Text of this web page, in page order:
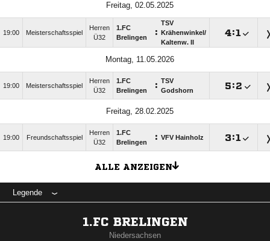
Freitag, 02.05.2025
19:00 Meisterschaftsspiel
Herren
Ü32
1.FC
Brelingen
:
TSV
Krähenwinkel/​
Kaltenw. II
:
Montag, 11.05.2026
19:00 Meisterschaftsspiel
Herren
Ü32
1.FC
Brelingen
: TSV
Godshorn
:
Freitag, 28.02.2025
19:00 Freundschaftsspiel
Herren
Ü32
1.FC
Brelingen
: VFV Hainholz :
ALLE ANZEIGEN
Legende
1.FC BRELINGEN
Niedersachsen